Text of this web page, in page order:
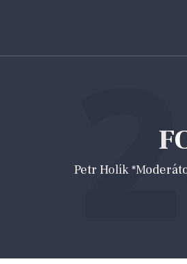
Petr Holík